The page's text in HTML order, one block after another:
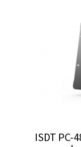
ISDT PC-